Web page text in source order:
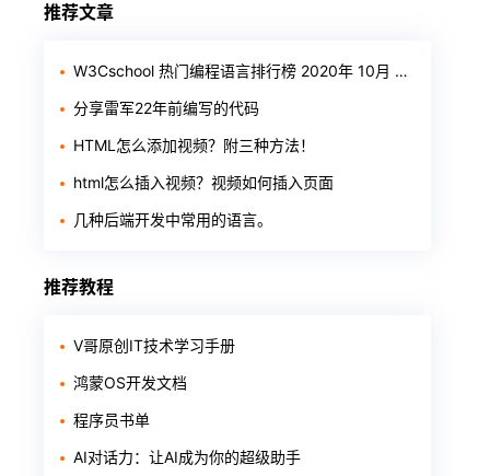
推荐文章
W3Cschool 热门编程语言排行榜 2020年 10月 TOP10
分享雷军22年前编写的代码
HTML怎么添加视频？附三种方法！
html怎么插入视频？视频如何插入页面
几种后端开发中常用的语言。
推荐教程
V哥原创IT技术学习手册
鸿蒙OS开发文档
程序员书单
AI对话力：让AI成为你的超级助手